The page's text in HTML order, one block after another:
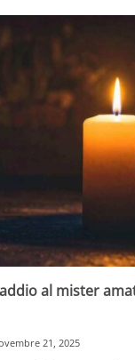
al mister
21, 2025